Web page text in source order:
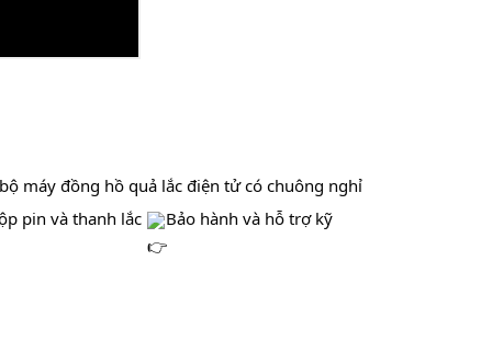
máy đồng hồ quả lắc điện tử có chuông nghỉ
pin và thanh lắc
Bảo hành và hỗ trợ kỹ